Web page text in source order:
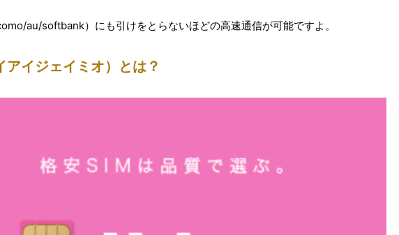
au/softbank）にも引けをとらないほどの高速通信が可能ですよ。
イジェイミオ）とは？